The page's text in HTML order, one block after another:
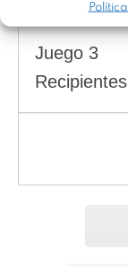
Juego 3
Recipientes